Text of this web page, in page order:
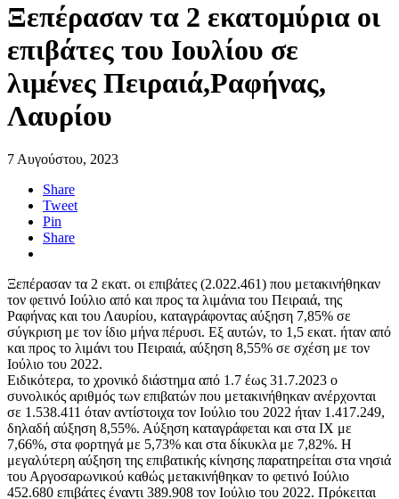
Ξεπέρασαν τα 2 εκατομύρια οι
επιβάτες του Ιουλίου σε
λιμένες Πειραιά,Ραφήνας,
Λαυρίου
7 Αυγούστου, 2023
Share
Tweet
Pin
Share
Ξεπέρασαν τα 2 εκατ. οι επιβάτες (2.022.461) που μετακινήθηκαν
τον φετινό Ιούλιο από και προς τα λιμάνια του Πειραιά, της
Ραφήνας και του Λαυρίου, καταγράφοντας αύξηση 7,85% σε
σύγκριση με τον ίδιο μήνα πέρυσι. Εξ αυτών, το 1,5 εκατ. ήταν από
και προς το λιμάνι του Πειραιά, αύξηση 8,55% σε σχέση με τον
Ιούλιο του 2022.
Ειδικότερα, το χρονικό διάστημα από 1.7 έως 31.7.2023 ο
συνολικός αριθμός των επιβατών που μετακινήθηκαν ανέρχονται
σε 1.538.411 όταν αντίστοιχα τον Ιούλιο του 2022 ήταν 1.417.249,
δηλαδή αύξηση 8,55%. Αύξηση καταγράφεται και στα ΙΧ με
7,66%, στα φορτηγά με 5,73% και στα δίκυκλα με 7,82%. Η
μεγαλύτερη αύξηση της επιβατικής κίνησης παρατηρείται στα νησιά
του Αργοσαρωνικού καθώς μετακινήθηκαν το φετινό Ιούλιο
452.680 επιβάτες έναντι 389.908 τον Ιούλιο του 2022. Πρόκειται